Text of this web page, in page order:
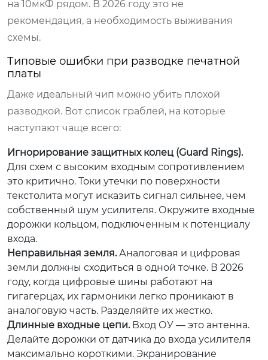
на 10мкФ рядом. В 2026 году это не
рекомендация, а необходимость выживания
схемы.
Типовые ошибки при разводке печатной
платы
Даже идеальный чип можно убить плохой
разводкой. Вот список граблей, на которые
наступают чаще всего:
Игнорирование защитных колец (Guard Rings).
Для схем с высоким входным сопротивлением
это критично. Токи утечки по поверхности
текстолита могут исказить сигнал сильнее, чем
собственный шум усилителя. Окружите входные
дорожки кольцом, подключенным к потенциалу
входа.
Неправильная земля.Аналоговая и цифровая
земли должны сходиться в одной точке. В 2026
году, когда цифровые шины работают на
гигагерцах, их гармоники легко проникают в
аналоговую часть. Разделяйте их жестко.
Длинные входные цепи.Вход ОУ — это антенна.
Делайте дорожки от датчика до входа усилителя
максимально короткими. Экранирование